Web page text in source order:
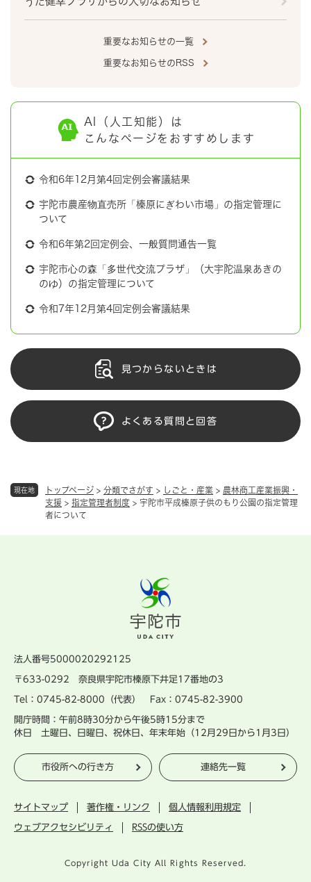
現在地 トップページ > 分類でさがす > しごと・産業 > 農林商工産業振興・
支援 > 指定管理者制度 > 宇陀市平成榛原子供のもり公園の指定管理
者について
重要なお知らせの一覧
重要なお知らせのRSS
AI（人工知能）は
こんなページをおすすめします
令和6年12月第4回定例会審議結果
宇陀市農産物直売所「榛原にぎわい市場」の指定管理に
ついて
令和6年第2回定例会、一般質問通告一覧
宇陀市心の森「多世代交流プラザ」（大宇陀温泉あきの
のゆ）の指定管理について
令和7年12月第4回定例会審議結果
見つからないときは
よくある質問と回答
法人番号5000020292125
〒633-0292 奈良県宇陀市榛原下井足17番地の3
Tel：0745-82-8000（代表） Fax：0745-82-3900
開庁時間：午前8時30分から午後5時15分まで
休日 土曜日、日曜日、祝休日、年末年始（12月29日から1月3日）
市役所への行き方 連絡先一覧
サイトマップ 著作権・リンク 個人情報利用規定
ウェブアクセシビリティ RSSの使い方
Copyright Uda City All Rights Reserved.